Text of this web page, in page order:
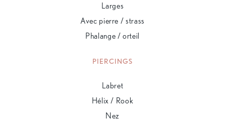
Larges
Avec pierre / strass
Phalange / orteil
PIERCINGS
Labret
Hélix / Rook
Nez